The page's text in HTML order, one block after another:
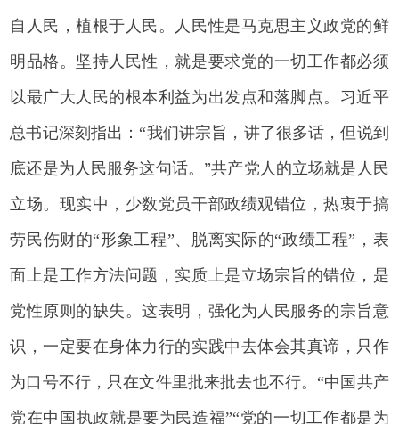
自人民，植根于人民。人民性是马克思主义政党的鲜
明品格。坚持人民性，就是要求党的一切工作都必须
以最广大人民的根本利益为出发点和落脚点。习近平
总书记深刻指出：“我们讲宗旨，讲了很多话，但说到
底还是为人民服务这句话。”共产党人的立场就是人民
立场。现实中，少数党员干部政绩观错位，热衷于搞
劳民伤财的“形象工程”、脱离实际的“政绩工程”，表
面上是工作方法问题，实质上是立场宗旨的错位，是
党性原则的缺失。这表明，强化为人民服务的宗旨意
识，一定要在身体力行的实践中去体会其真谛，只作
为口号不行，只在文件里批来批去也不行。“中国共产
党在中国执政就是要为民造福”“党的一切工作都是为